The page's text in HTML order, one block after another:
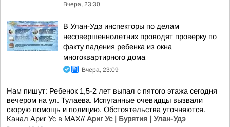
Вчера, 23:30
В Улан-Удэ инспекторы по делам
несовершеннолетних проводят проверку по
факту падения ребенка из окна
многоквартирного дома
Вчера, 23:09
Нам пишут: Ребенок 1,5-2 лет выпал с пятого этажа сегодня
вечером на ул. Тулаева. Испуганные очевидцы вызвали
скорую помощь и полицию. Обстоятельства уточняются.
Канал Ариг Ус в MAX// Ариг Ус | Бурятия | Улан-Удэ